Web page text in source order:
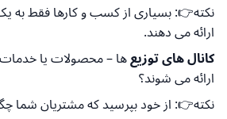
نکته👉: بسیاری از کسب و کارها فقط
ارائه می دهند.
کانال های توزیعها – محصولات یا خدمات
ارائه می شوند؟
نکته👉: از خود بپرسید که مشتریان شما